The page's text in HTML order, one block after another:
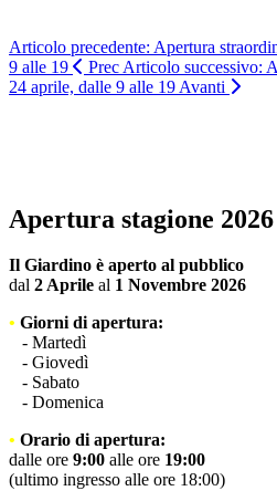
Articolo precedente: Apertura
9 alle 19
Prec Articolo successivo:
24 aprile, dalle 9 alle 19 Avanti
Apertura stagione 2026
Il Giardino è aperto al pubblico
dal 2 Aprile al 1 Novembre 2026
• Giorni di apertura:
- Martedì
- Giovedì
- Sabato
- Domenica
• Orario di apertura:
dalle ore 9:00 alle ore 19:00
(ultimo ingresso alle ore 18:00)